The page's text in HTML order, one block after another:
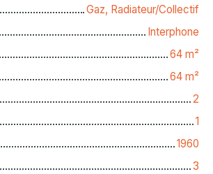
Gaz, Radiateur/Collectif
Interphone
64 m²
64 m²
2
1
1960
3